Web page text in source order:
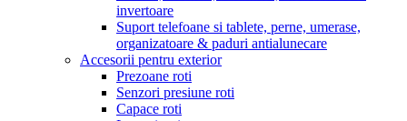
invertoare
Suport telefoane si tablete, perne, umerase,
organizatoare & paduri antialunecare
Accesorii pentru exterior
Prezoane roti
Senzori presiune roti
Capace roti